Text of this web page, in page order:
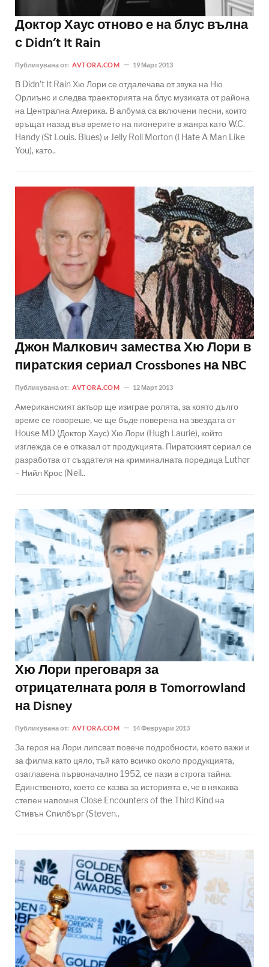
Доктор Хаус отново е на блус вълна
с Didn’t It Rain
Публикувана от: AVTORA.COM 19 Март 2013
В Didn’t It Rain Хю Лори се отдалечава от звука на Ню
Орлиънс и следва траекторията на блус музиката от района
на Централна Америка. В албума са включени песни, които
връщат назад във времето на пионерите в жанра като W.C.
Handy (St Louis. Blues) и Jelly Roll Morton (I Hate A Man Like
You), като..
Джон Малкович замества Хю Лори в
пиратския сериал Crossbones на NBC
Публикувана от: AVTORA.COM 12 Март 2013
Американският актьор ще изиграе ролята, за която дълго
време се говореше, че ще бъде поверена на звездата от
House MD (Доктор Хаус) Хю Лори (Hugh Laurie), който
изглежда се е отказал от продукцията. Пиратският сериал се
разработва от създателя на криминалната поредица Luther
– Нийл Крос (Neil..
Хю Лори преговаря за
отрицателната роля в Tomorrowland
на Disney
Публикувана от: AVTORA.COM 14 Февруари 2013
За героя на Лори липсват повече подробности, което важи и
за филма като цяло, тъй като всичко около продукцията,
озаглавена първоначално 1952, се пази в строга тайна.
Единственото, което се казва за историята е, че в някаква
степен напомня Close Encounters of the Third Kind на
Стивън Спилбърг (Steven..